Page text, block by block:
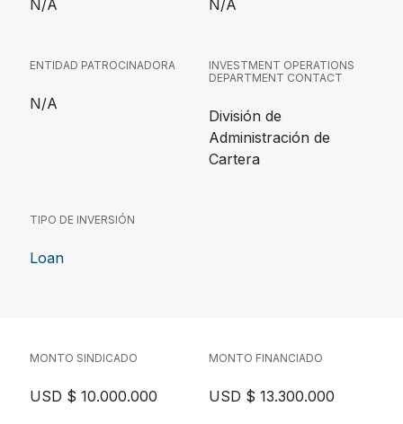
N/A N/A
ENTIDAD PATROCINADORA
N/A
INVESTMENT OPERATIONS
DEPARTMENT CONTACT
División de
Administración de
Cartera
TIPO DE INVERSIÓN
Loan
MONTO SINDICADO
USD $ 10.000.000
MONTO FINANCIADO
USD $ 13.300.000